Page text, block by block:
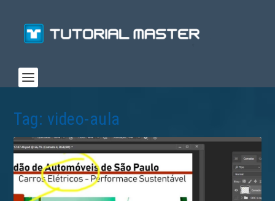
Tag: video-aula